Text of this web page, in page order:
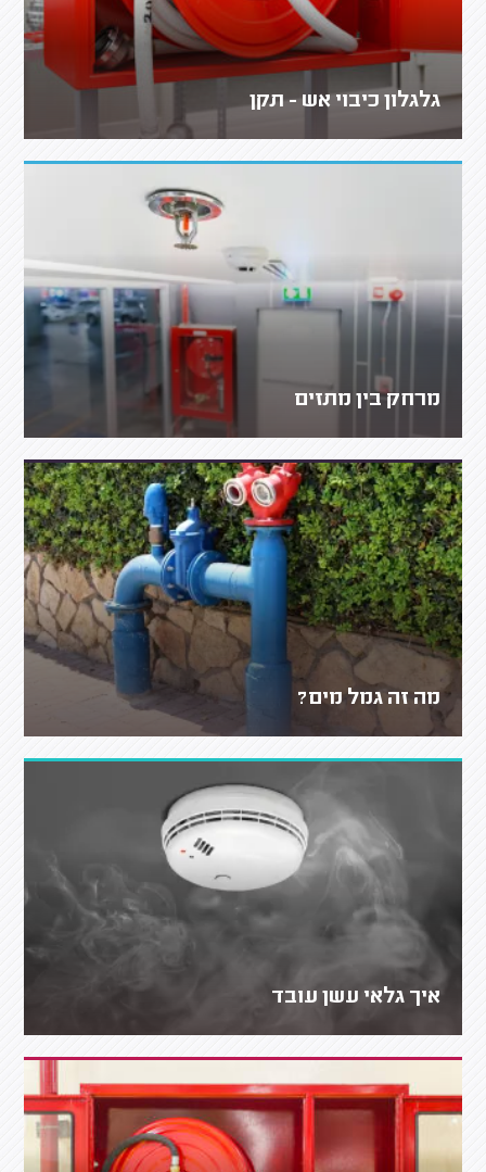
גלגלון כיבוי אש - תקן
מרחק בין מתזים
מה זה גמל מים?
איך גלאי עשן עובד